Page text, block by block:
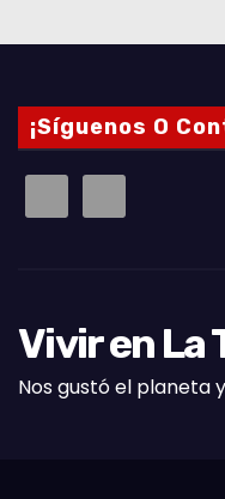
¡Síguenos O
Vivir en La
Nos gustó el planeta